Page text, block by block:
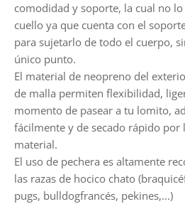
comodidad y soporte, la cual no
cuello ya que cuenta con el
para sujetarlo de todo el cuerpo,
único punto.
El material de neopreno del
de malla permiten flexibilidad,
momento de pasear a tu lomito,
fácilmente y de secado rápido por
material.
El uso de pechera es altamente
las razas de hocico chato
pugs, bulldogfrancés, pekines,...)